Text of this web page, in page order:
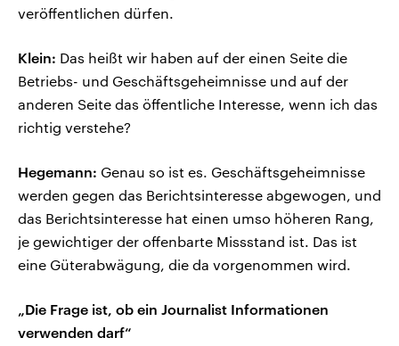
veröffentlichen dürfen.
Klein: Das heißt wir haben auf der einen Seite die
Betriebs- und Geschäftsgeheimnisse und auf der
anderen Seite das öffentliche Interesse, wenn ich das
richtig verstehe?
Hegemann: Genau so ist es. Geschäftsgeheimnisse
werden gegen das Berichtsinteresse abgewogen, und
das Berichtsinteresse hat einen umso höheren Rang,
je gewichtiger der offenbarte Missstand ist. Das ist
eine Güterabwägung, die da vorgenommen wird.
„Die Frage ist, ob ein Journalist Informationen
verwenden darf“